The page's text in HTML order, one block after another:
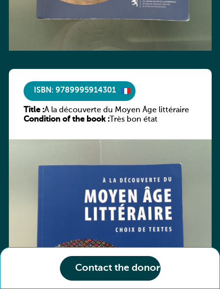
Contact the donor
ISBN: 9789995914301
Title :À la découverte du Moyen Âge littéraire
Condition of the book :Très bon état